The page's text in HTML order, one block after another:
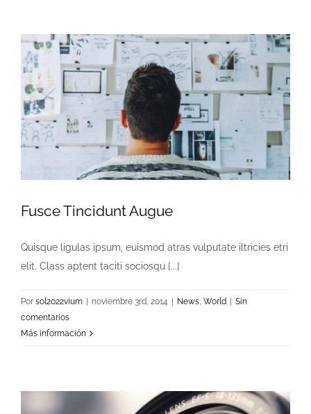
Fusce Tincidunt Augue
Quisque ligulas ipsum, euismod atras vulputate iltricies etri
elit. Class aptent taciti sociosqu [...]
Por sol2022vium noviembre 3rd, 2014 News, World
Sin
comentarios
Más información